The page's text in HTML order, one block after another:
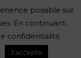
désinscrire quand
possible sur
En continuant,
confidentialité.
J'accepte